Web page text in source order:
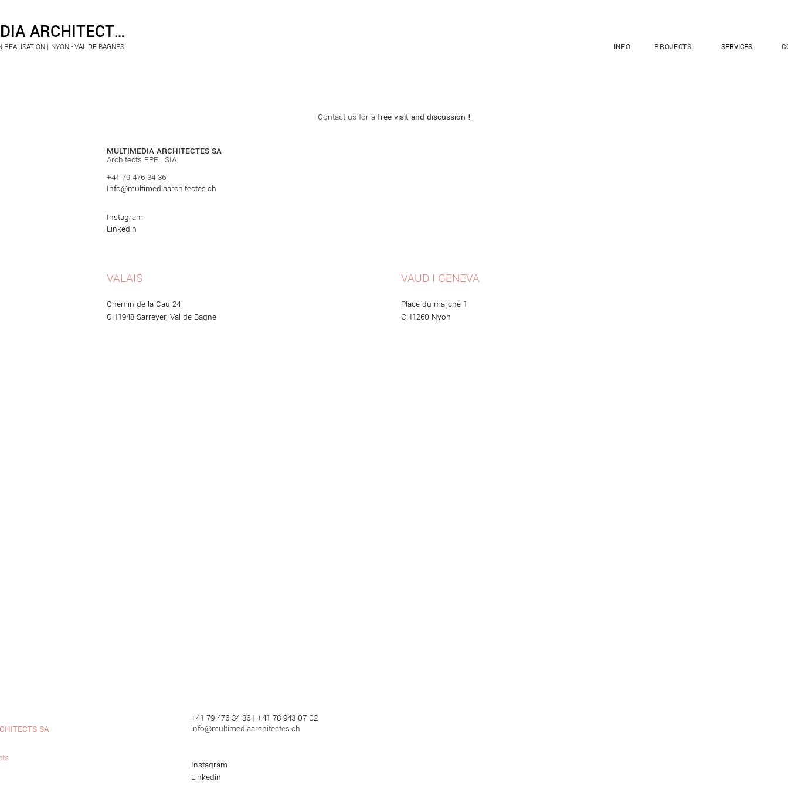
MULTIMEDIA ARCHITECTES
REALISATION | NYON - VAL DE BAGNES INFO PROJECTS SERVICES
Contact us for a free visit and discussion !
MULTIMEDIA ARCHITECTES SA
Architects EPFL SIA
+41 79 476 34 36
Info@multimediaarchitectes.ch
Instagram
Linkedin
VALAIS
Chemin de la Cau 24
CH1948 Sarreyer, Val de Bagne
VAUD I GENEVA
Place du marché 1
CH1260 Nyon
SA
+41 79 476 34 36 | +41 78 943 07 02
info@multimediaarchitectes.ch
Instagram
Linkedin